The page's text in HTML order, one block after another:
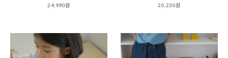
24,990원
20,230원